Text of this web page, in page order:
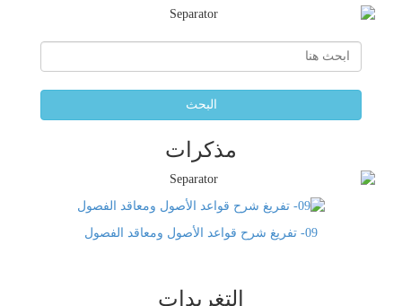
البحث
مذكرات
09- تفريغ شرح قواعد الأصول ومعاقد الفصول
التغريدات